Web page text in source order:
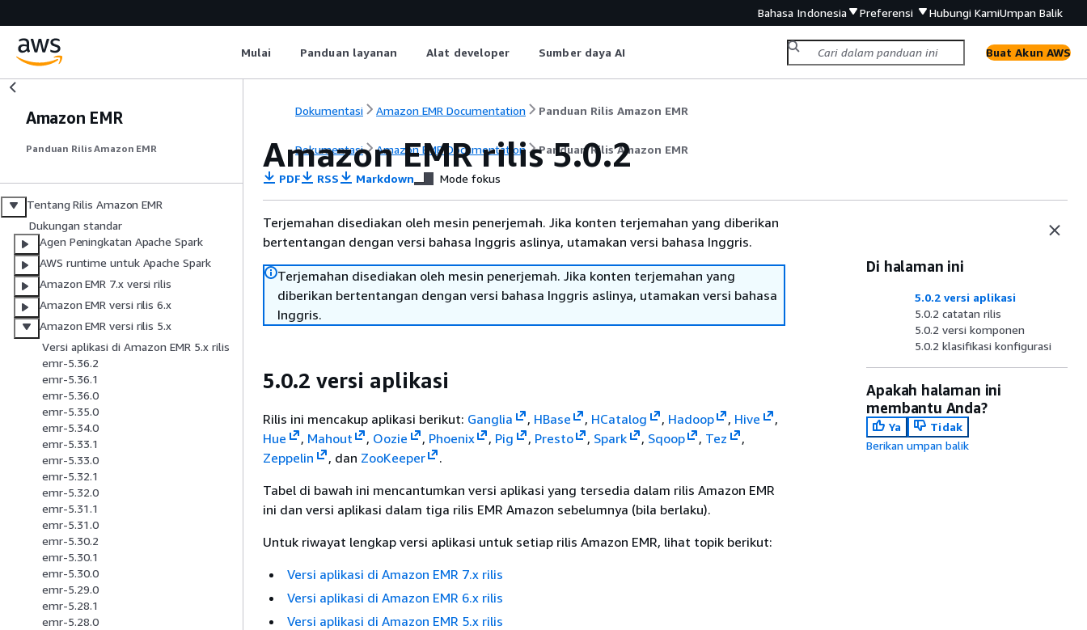
Bahasa Indonesia Preferensi Hubungi KamiUmpan Balik
Mulai Panduan layanan Alat developer Sumber daya AI Buat Akun AWS
Amazon EMR
Panduan Rilis Amazon EMR
Tentang Rilis Amazon EMR
Dukungan standar
Agen Peningkatan Apache Spark
AWS runtime untuk Apache Spark
Amazon EMR 7.x versi rilis
Amazon EMR versi rilis 6.x
Amazon EMR versi rilis 5.x
Versi aplikasi di Amazon EMR 5.x rilis
emr-5.36.2
emr-5.36.1
emr-5.36.0
emr-5.35.0
emr-5.34.0
emr-5.33.1
emr-5.33.0
emr-5.32.1
emr-5.32.0
emr-5.31.1
emr-5.31.0
emr-5.30.2
emr-5.30.1
emr-5.30.0
emr-5.29.0
emr-5.28.1
emr-5.28.0
Dokumentasi Amazon EMR Documentation Panduan Rilis Amazon EMR
Dokumentasi Amazon EMR Documentation Panduan Rilis Amazon EMR
Amazon EMR rilis 5.0.2
PDF RSS Markdown Mode fokus
Terjemahan disediakan oleh mesin penerjemah. Jika konten terjemahan yang diberikan
bertentangan dengan versi bahasa Inggris aslinya, utamakan versi bahasa Inggris.
Terjemahan disediakan oleh mesin penerjemah. Jika konten terjemahan yang
diberikan bertentangan dengan versi bahasa Inggris aslinya, utamakan versi bahasa
Inggris.
5.0.2 versi aplikasi
Rilis ini mencakup aplikasi berikut: Ganglia , HBase , HCatalog , Hadoop , Hive
,
Hue
, Mahout , Oozie , Phoenix , Pig , Presto , Spark , Sqoop , Tez
,
Zeppelin
, dan ZooKeeper
.
Tabel di bawah ini mencantumkan versi aplikasi yang tersedia dalam rilis Amazon EMR
ini dan versi aplikasi dalam tiga rilis EMR Amazon sebelumnya (bila berlaku).
Untuk riwayat lengkap versi aplikasi untuk setiap rilis Amazon EMR, lihat topik berikut:
Versi aplikasi di Amazon EMR 7.x rilis
Versi aplikasi di Amazon EMR 6.x rilis
Versi aplikasi di Amazon EMR 5.x rilis
Di halaman ini
5.0.2 versi aplikasi
5.0.2 catatan rilis
5.0.2 versi komponen
5.0.2 klasifikasi konfigurasi
Apakah halaman ini
membantu Anda?
Ya
Tidak
Berikan umpan balik